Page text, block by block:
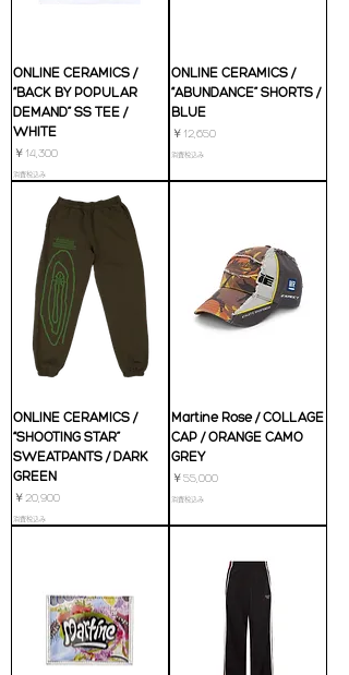
ONLINE CERAMICS /
“BACK BY POPULAR
DEMAND” SS TEE /
WHITE
価格
￥14,300
消費税込み
ONLINE CERAMICS /
“ABUNDANCE” SHORTS /
BLUE
価格
￥12,650
消費税込み
ONLINE CERAMICS /
“SHOOTING STAR”
SWEATPANTS / DARK
GREEN
価格
￥20,900
消費税込み
Martine Rose / COLLAGE
CAP / ORANGE CAMO
GREY
価格
￥55,000
消費税込み